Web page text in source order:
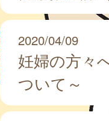
2020/04/09
妊婦の方々
ついて～